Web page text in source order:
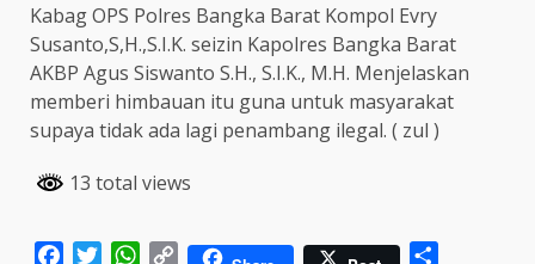
Kabag OPS Polres Bangka Barat Kompol Evry
Susanto,S,H.,S.I.K. seizin Kapolres Bangka Barat
AKBP Agus Siswanto S.H., S.I.K., M.H. Menjelaskan
memberi himbauan itu guna untuk masyarakat
supaya tidak ada lagi penambang ilegal. ( zul )
13 total views
FacebookTwitterWhatsApp
Copy